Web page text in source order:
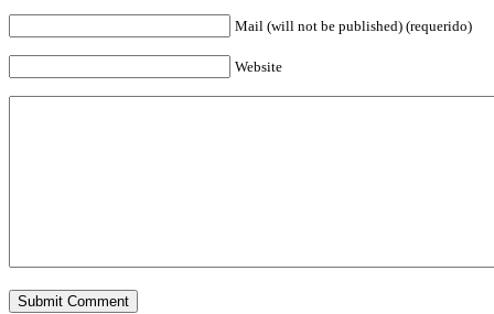
Mail (will not be published) (requerido)
Website